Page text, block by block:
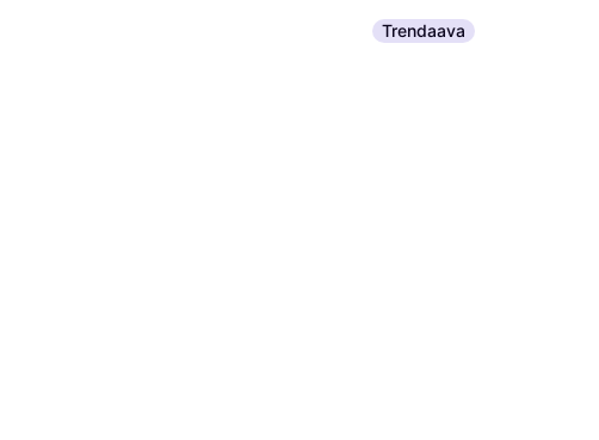
Trendaava